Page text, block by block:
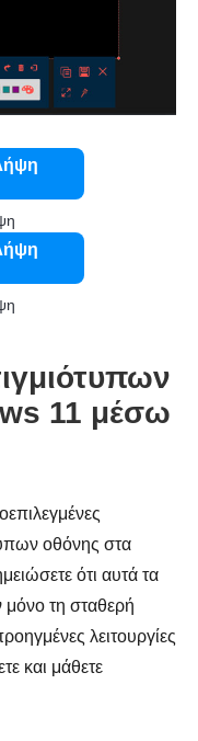
11 μέσω
οθόνης στα
ότι αυτά τα
τη σταθερή
λειτουργίες
και μάθετε